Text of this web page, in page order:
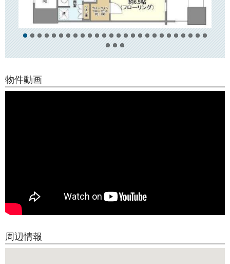
まいいただけます！
建物内にはゲストルームやキッズルームなどもございます。
また、高層階（23階以上）の直通エレベーターもございます。
駅前には文京区役所「文京シビックセンター」や複合アミューズメント
また建物の1階には「マルエツ」、その他飲食店やドラッグストア、周辺
物件動画
周辺情報